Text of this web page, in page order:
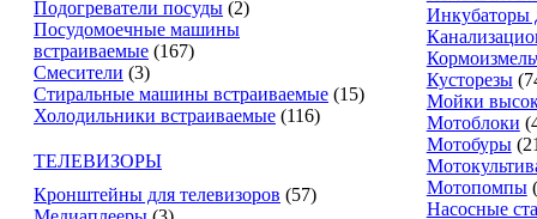
Подогреватели посуды (2)
Посудомоечные машины
встраиваемые (167)
Смесители (3)
Стиральные машины встраиваемые (15)
Холодильники встраиваемые (116)
ТЕЛЕВИЗОРЫ
Кронштейны для телевизоров (57)
Инкубаторы
Кусторезы
Мойки
Мотоблоки
Мотобуры
Мотопомпы
Насосные